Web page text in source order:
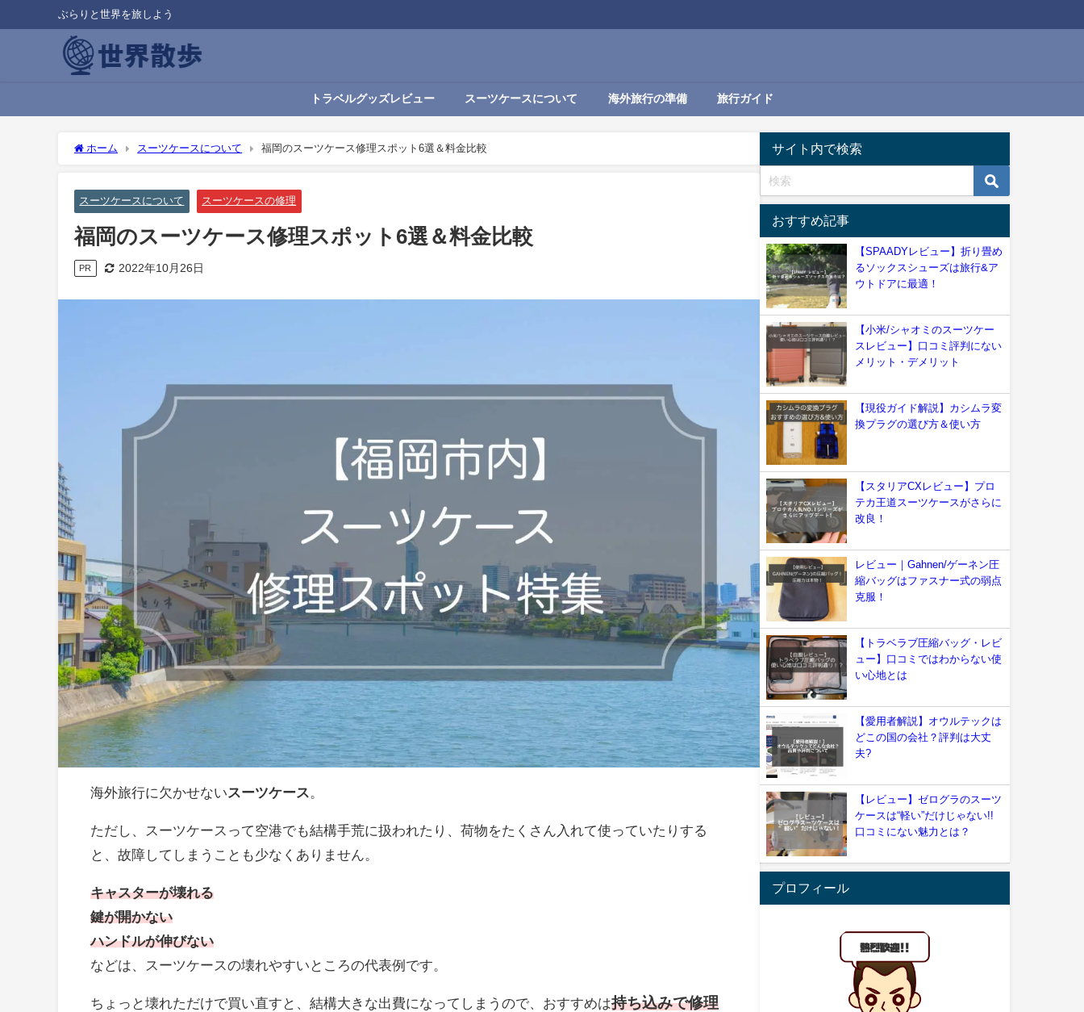
ぶらりと世界を旅しよう
トラベルグッズレビュー スーツケースについて 海外旅行の準備 旅行ガイド
ホーム スーツケースについて 福岡のスーツケース修理スポット6選＆料金比較
スーツケースについて スーツケースの修理
福岡のスーツケース修理スポット6選＆料金比較
PR 2022年10月26日
海外旅行に欠かせないスーツケース
ただし、スーツケースって空港でも結構手荒に扱われたり、荷物をたくさん入れて使っていたりする
と、故障してしまうことも少なくありません。
キャスターが壊れる
鍵が開かない
ハンドルが伸びない
などは、スーツケースの壊れやすいところの代表例です。
ちょっと壊れただけで買い直すと、結構大きな出費になってしまうので、おすすめは持ち込みで修理
サイト内で検索
おすすめ記事
【SPAADYレビュー】折り畳め
るソックスシューズは旅行&ア
ウトドアに最適！
【小米/シャオミのスーツケー
スレビュー】口コミ評判にない
メリット・デメリット
【現役ガイド解説】カシムラ変
換プラグの選び方＆使い方
【スタリアCXレビュー】プロ
テカ王道スーツケースがさらに
改良！
レビュー｜Gahnen/ゲーネン圧
縮バッグはファスナー式の弱点
克服！
【トラベラブ圧縮バッグ・レビ
ュー】口コミではわからない使
い心地とは
【愛用者解説】オウルテックは
どこの国の会社？評判は大丈
夫?
【レビュー】ゼログラのスーツ
ケースは“軽い”だけじゃない!!
口コミにない魅力とは？
プロフィール